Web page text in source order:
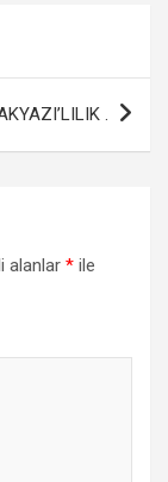
.
alanlar * ile